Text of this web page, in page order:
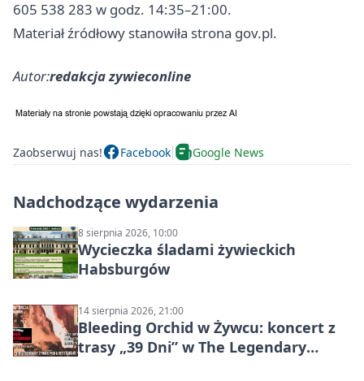
605 538 283 w godz. 14:35–21:00.
Materiał źródłowy stanowiła strona gov.pl.
Autor:redakcja zywieconline
Zaobserwuj nas! Facebook Google News
Nadchodzące wydarzenia
8 sierpnia 2026, 10:00
Wycieczka śladami żywieckich
Habsburgów
14 sierpnia 2026, 21:00
Bleeding Orchid w Żywcu: koncert z
trasy „39 Dni” w The Legendary